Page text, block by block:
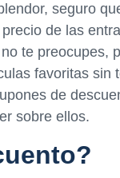
seguro
de las
te preocupes,
favoritas sin
de
sobre ellos.